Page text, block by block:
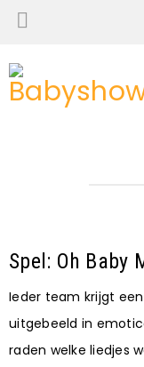
Spel: Oh Baby
Ieder team krijgt
uitgebeeld in
raden welke liedjes